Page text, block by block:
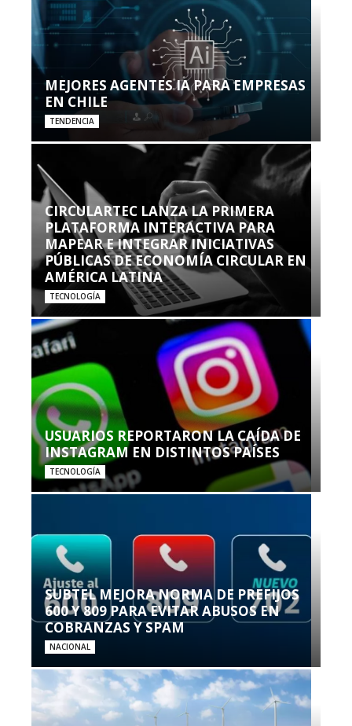
MEJORES AGENTES IA PARA EMPRESAS
EN CHILE
TENDENCIA
CIRCULARTEC LANZA LA PRIMERA
PLATAFORMA INTERACTIVA PARA
MAPEAR E INTEGRAR INICIATIVAS
PÚBLICAS DE ECONOMÍA CIRCULAR EN
AMÉRICA LATINA
TECNOLOGÍA
USUARIOS REPORTARON LA CAÍDA DE
INSTAGRAM EN DISTINTOS PAÍSES
TECNOLOGÍA
SUBTEL MEJORA NORMA DE PREFIJOS
600 Y 809 PARA EVITAR ABUSOS EN
COBRANZAS Y SPAM
NACIONAL